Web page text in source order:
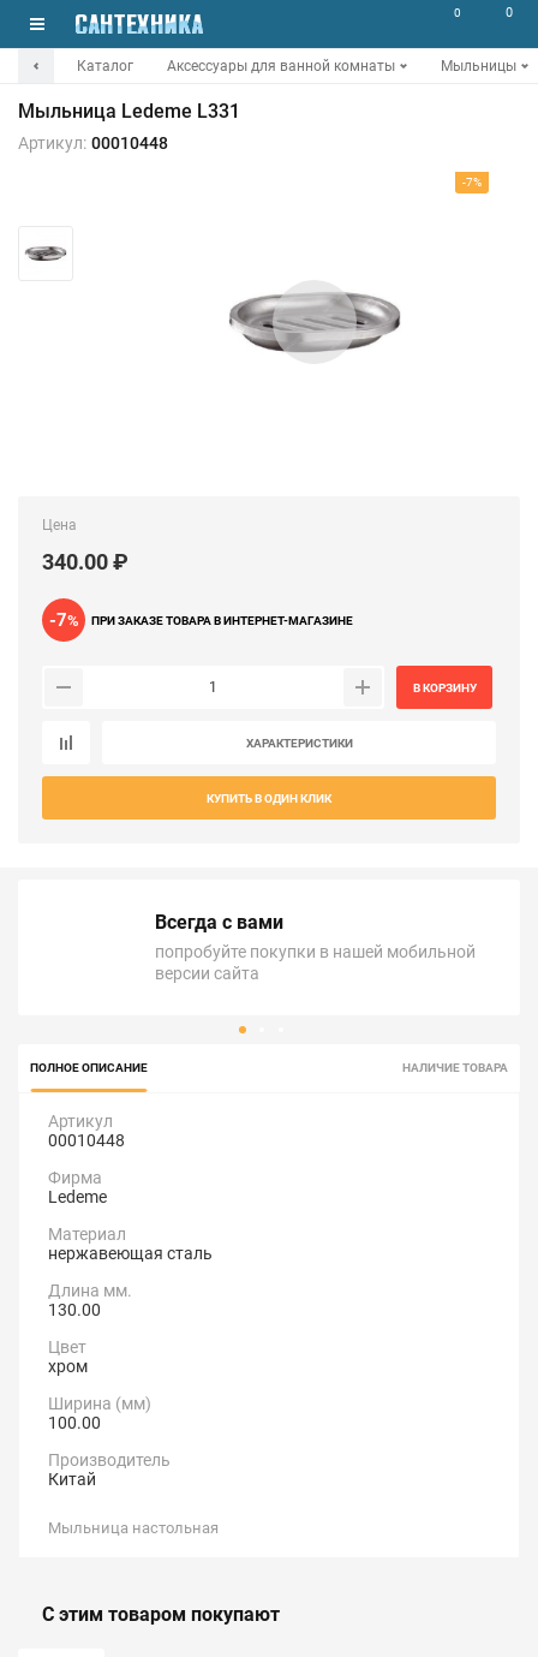
0 0
Каталог Аксессуары для ванной комнаты Мыльницы
Мыльница Ledeme L331
Артикул: 00010448
-7%
Цена
340.00 ₽
-7% ПРИ ЗАКАЗЕ ТОВАРА В ИНТЕРНЕТ-МАГАЗИНЕ
В КОРЗИНУ
ХАРАКТЕРИСТИКИ
КУПИТЬ В ОДИН КЛИК
Всегда с вами
попробуйте покупки в нашей мобильной
версии сайта
ПОЛНОЕ ОПИСАНИЕ НАЛИЧИЕ ТОВАРА
Артикул
00010448
Фирма
Ledeme
Материал
нержавеющая сталь
Длина мм.
130.00
Цвет
хром
Ширина (мм)
100.00
Производитель
Китай
Мыльница настольная
С этим товаром покупают